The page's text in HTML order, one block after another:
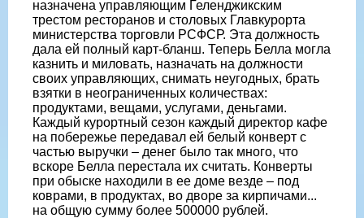
назначена управляющим Геленджикским
трестом ресторанов и столовых Главкурорта
министерства торговли РСФСР. Эта должность
дала ей полный карт-бланш. Теперь Белла могла
казнить и миловать, назначать на должности
своих управляющих, снимать неугодных, брать
взятки в неограниченных количествах:
продуктами, вещами, услугами, деньгами.
Каждый курортный сезон каждый директор кафе
на побережье передавал ей белый конверт с
частью выручки – денег было так много, что
вскоре Белла перестала их считать. Конверты
при обыске находили в ее доме везде – под
коврами, в продуктах, во дворе за кирпичами...
на общую сумму более 500000 рублей.